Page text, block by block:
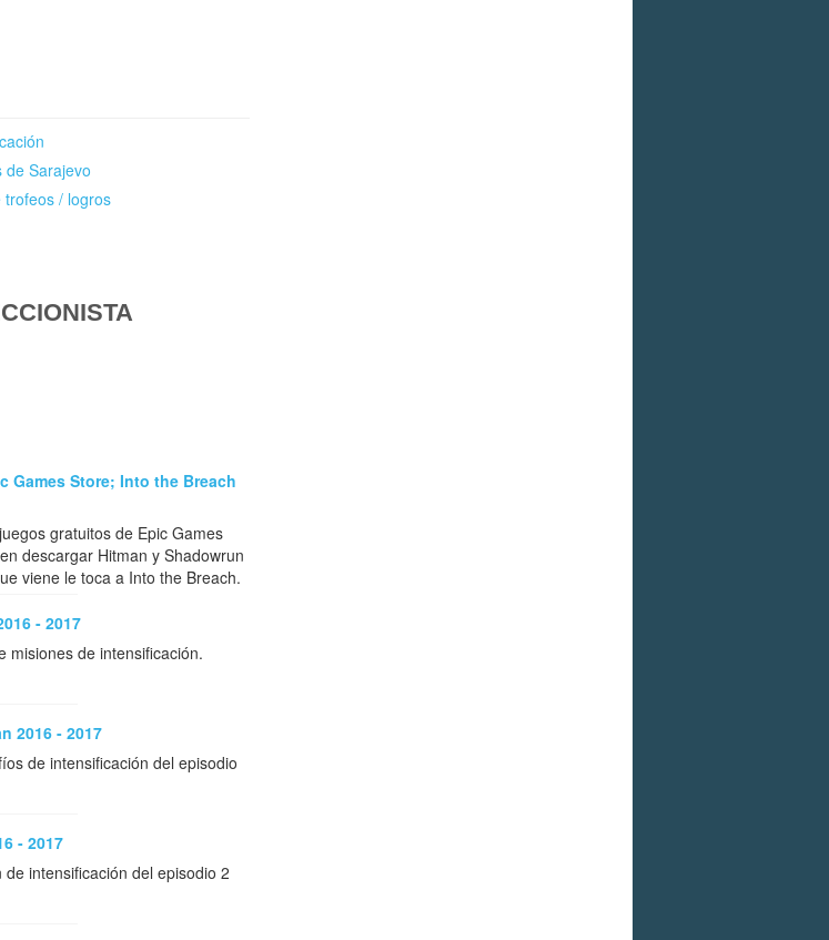
de Sarajevo
trofeos / logros
Games Store; Into the Breach
gratuitos de Epic Games
descargar Hitman y Shadowrun
viene le toca a Into the Breach.
- 2017
misiones de intensificación.
2016 - 2017
de intensificación del episodio
- 2017
intensificación del episodio 2